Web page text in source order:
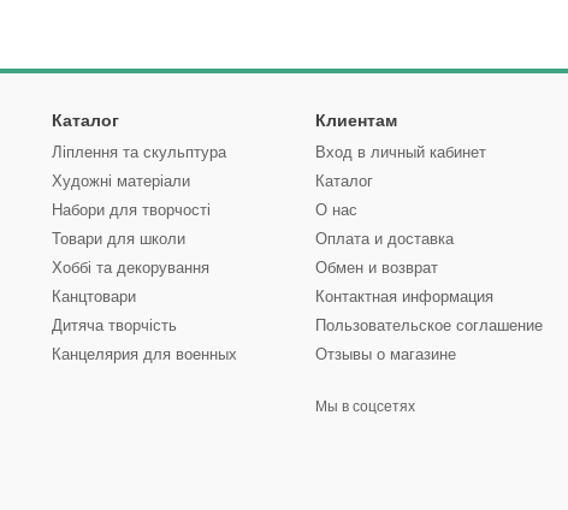
Каталог
Ліплення та скульптура
Художні матеріали
Набори для творчості
Товари для школи
Хоббі та декорування
Канцтовари
Дитяча творчість
Канцелярия для военных
Клиентам
Вход в личный кабинет
Каталог
О нас
Оплата и доставка
Обмен и возврат
Контактная информация
Пользовательское соглашение
Отзывы о магазине
Мы в соцсетях